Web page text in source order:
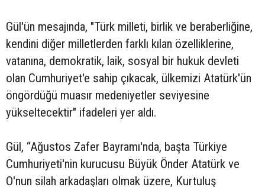
Gül'ün mesajında, "Türk milleti, birlik ve beraberliğine,
kendini diğer milletlerden farklı kılan özelliklerine,
vatanına, demokratik, laik, sosyal bir hukuk devleti
olan Cumhuriyet'e sahip çıkacak, ülkemizi Atatürk'ün
öngördüğü muasır medeniyetler seviyesine
yükseltecektir" ifadeleri yer aldı.
Gül, “Ağustos Zafer Bayramı'nda, başta Türkiye
Cumhuriyeti'nin kurucusu Büyük Önder Atatürk ve
O'nun silah arkadaşları olmak üzere, Kurtuluş